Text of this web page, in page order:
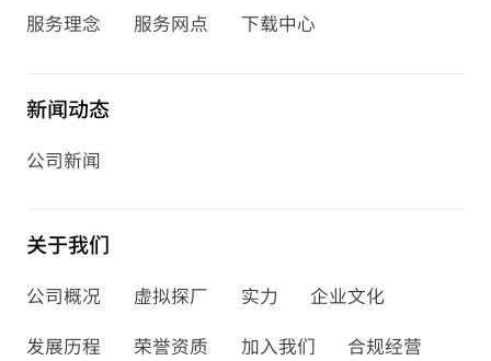
服务理念 服务网点 下载中心
新闻动态
公司新闻
关于我们
公司概况 虚拟探厂 实力
企业文化
发展历程
荣誉资质 加入我们 合规经营